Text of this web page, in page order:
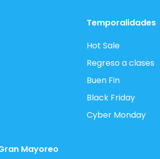
Mayoreo
Temporalidades
Hot Sale
Regreso a clases
Buen Fin
Black Friday
Cyber Monday